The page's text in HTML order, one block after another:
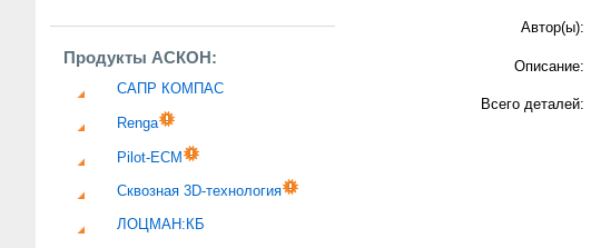
Продукты АСКОН:
САПР КОМПАС
Renga
Pilot-ECM
Сквозная 3D-технология
ЛОЦМАН:КБ
Автор(ы):
Описание:
Всего деталей: